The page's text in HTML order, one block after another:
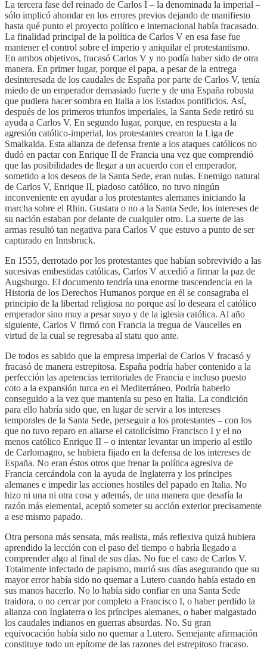
La tercera fase del reinado de Carlos I – la denominada la imperial –
sólo implicó ahondar en los errores previos dejando de manifiesto
hasta qué punto el proyecto político e internacional había fracasado.
La finalidad principal de la política de Carlos V en esa fase fue
mantener el control sobre el imperio y aniquilar el protestantismo.
En ambos objetivos, fracasó Carlos V y no podía haber sido de otra
manera. En primer lugar, porque el papa, a pesar de la entrega
desinteresada de los caudales de España por parte de Carlos V, tenía
miedo de un emperador demasiado fuerte y de una España robusta
que pudiera hacer sombra en Italia a los Estados pontificios. Así,
después de los primeros triunfos imperiales, la Santa Sede retiró su
ayuda a Carlos V. En segundo lugar, porque, en respuesta a la
agresión católico-imperial, los protestantes crearon la Liga de
Smalkalda. Esta alianza de defensa frente a los ataques católicos no
dudó en pactar con Enrique II de Francia una vez que comprendió
que las posibilidades de llegar a un acuerdo con el emperador,
sometido a los deseos de la Santa Sede, eran nulas. Enemigo natural
de Carlos V, Enrique II, piadoso católico, no tuvo ningún
inconveniente en ayudar a los protestantes alemanes iniciando la
marcha sobre el Rhin. Gustara o no a la Santa Sede, los intereses de
su nación estaban por delante de cualquier otro. La suerte de las
armas resultó tan negativa para Carlos V que estuvo a punto de ser
capturado en Innsbruck.
En 1555, derrotado por los protestantes que habían sobrevivido a las
sucesivas embestidas católicas, Carlos V accedió a firmar la paz de
Augsburgo. El documento tendría una enorme trascendencia en la
Historia de los Derechos Humanos porque en él se consagraba el
principio de la libertad religiosa no porque así lo deseara el católico
emperador sino muy a pesar suyo y de la iglesia católica. Al año
siguiente, Carlos V firmó con Francia la tregua de Vaucelles en
virtud de la cual se regresaba al statu quo ante.
De todos es sabido que la empresa imperial de Carlos V fracasó y
fracasó de manera estrepitosa. España podría haber contenido a la
perfección las apetencias territoriales de Francia e incluso puesto
coto a la expansión turca en el Mediterráneo. Podría haberlo
conseguido a la vez que mantenía su peso en Italia. La condición
para ello habría sido que, en lugar de servir a los intereses
temporales de la Santa Sede, perseguir a los protestantes – con los
que no tuvo reparo en aliarse el catolicísimo Francisco I y el no
menos católico Enrique II – o intentar levantar un imperio al estilo
de Carlomagno, se hubiera fijado en la defensa de los intereses de
España. No eran éstos otros que frenar la política agresiva de
Francia cercándola con la ayuda de Inglaterra y los príncipes
alemanes e impedir las acciones hostiles del papado en Italia. No
hizo ni una ni otra cosa y además, de una manera que desafía la
razón más elemental, aceptó someter su acción exterior precisamente
a ese mismo papado.
Otra persona más sensata, más realista, más reflexiva quizá hubiera
aprendido la lección con el paso del tiempo o habría llegado a
comprender algo al final de sus días. No fue el caso de Carlos V.
Totalmente infectado de papismo, murió sus días asegurando que su
mayor error había sido no quemar a Lutero cuando había estado en
sus manos hacerlo. No lo había sido confiar en una Santa Sede
traidora, o no cercar por completo a Francisco I, o haber perdido la
alianza con Inglaterra o los príncipes alemanes, o haber malgastado
los caudales indianos en guerras absurdas. No. Su gran
equivocación había sido no quemar a Lutero. Semejante afirmación
constituye todo un epítome de las razones del estrepitoso fracaso.